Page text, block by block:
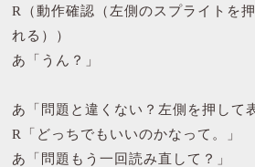
R（動作確認（左側のスプライトを
れる））
あ「うん？」
あ「問題と違くない？左側を押して
R「どっちでもいいのかなって。」
あ「問題もう一回読み直して？」